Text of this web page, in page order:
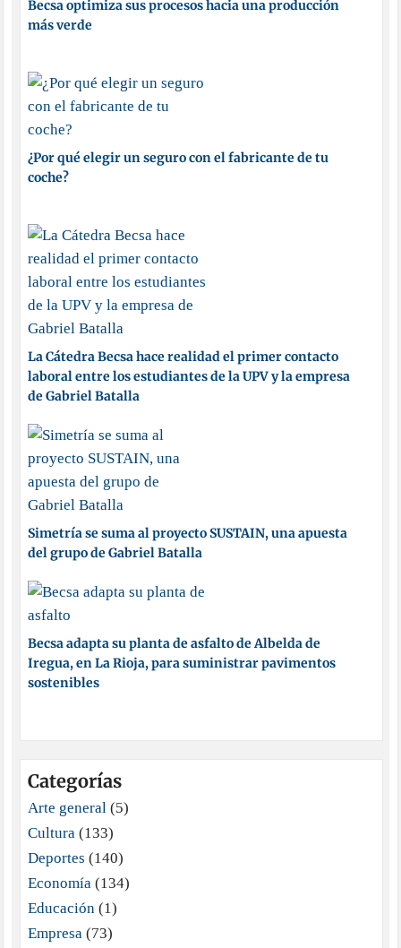
Becsa optimiza sus procesos hacia una producción
más verde
¿Por qué elegir un seguro con el fabricante de tu
coche?
La Cátedra Becsa hace realidad el primer contacto
laboral entre los estudiantes de la UPV y la empresa
de Gabriel Batalla
Simetría se suma al proyecto SUSTAIN, una apuesta
del grupo de Gabriel Batalla
Becsa adapta su planta de asfalto de Albelda de
Iregua, en La Rioja, para suministrar pavimentos
sostenibles
Categorías
Arte general(5)
Cultura(133)
Deportes (140)
Economía(134)
Educación(1)
Empresa(73)